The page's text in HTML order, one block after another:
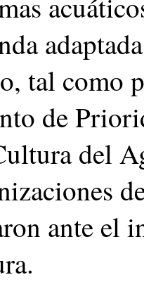
tal como
de
del
ante el